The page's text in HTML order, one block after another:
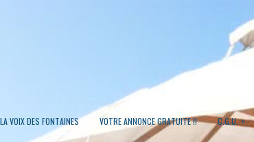
LA VOIX DES FONTAINES VOTRE ANNONCE GRATUITE !! C.G.U. »